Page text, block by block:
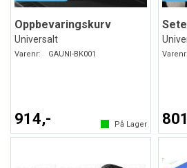
Oppbevaringskurv
Universalt
Varenr: GAUNI-BK001
914,- På Lager
Varenr: